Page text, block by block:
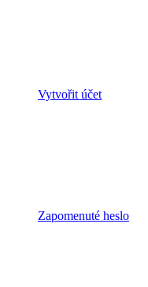
Vytvořit účet
Zapomenuté heslo